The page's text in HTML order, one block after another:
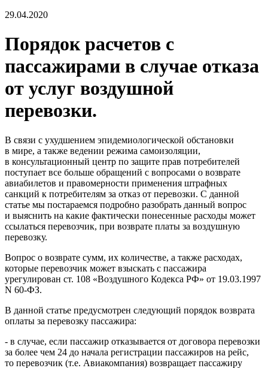
29.04.2020
Порядок расчетов с
пассажирами в случае отказа
от услуг воздушной
перевозки.
В связи с ухудшением эпидемиологической обстановки
в мире, а также ведении режима самоизоляции,
в консультационный центр по защите прав потребителей
поступает все больше обращений с вопросами о возврате
авиабилетов и правомерности применения штрафных
санкций к потребителям за отказ от перевозки. С данной
статье мы постараемся подробно разобрать данный вопрос
и выяснить на какие фактически понесенные расходы может
ссылаться перевозчик, при возврате платы за воздушную
перевозку.
Вопрос о возврате сумм, их количестве, а также расходах,
которые перевозчик может взыскать с пассажира
урегулирован ст. 108 «Воздушного Кодекса РФ» от 19.03.1997
N 60-ФЗ.
В данной статье предусмотрен следующий порядок возврата
оплаты за перевозку пассажира:
- в случае, если пассажир отказывается от договора перевозки
за более чем 24 до начала регистрации пассажиров на рейс,
то перевозчик (т.е. Авиакомпания) возвращает пассажиру